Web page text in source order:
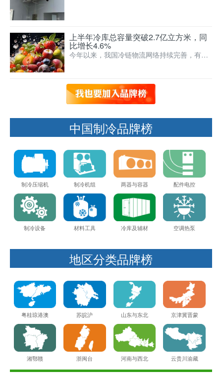
上半年冷库总容量突破2.7亿立方米，同
比增长4.6%
今年以来，我国冷链物流网络持续完善，有效
中国制冷品牌榜
制冷压缩机 制冷机组 两器与容器 配件电控
制冷设备 材料工具 冷库及辅材 空调热泵
地区分类品牌榜
粤桂琼港澳 苏皖沪 山东与东北 京津冀晋蒙
湘鄂赣 浙闽台 河南与西北 云贵川渝藏